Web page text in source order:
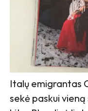
Italų emigrantas
sekė paskui